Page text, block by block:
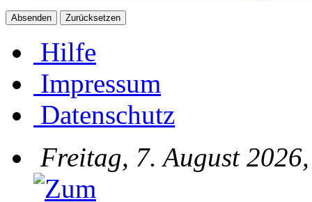
Hilfe
Impressum
Datenschutz
Freitag, 7. August